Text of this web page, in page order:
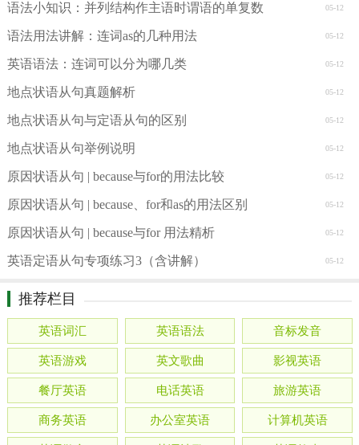
05-12
语法小知识：并列结构作主语时谓语的单复数
05-12
语法用法讲解：连词as的几种用法
05-12
英语语法：连词可以分为哪几类
05-12
地点状语从句真题解析
05-12
地点状语从句与定语从句的区别
05-12
地点状语从句举例说明
05-12
原因状语从句 | because与for的用法比较
05-12
原因状语从句 | because、for和as的用法区别
05-12
原因状语从句 | because与for 用法精析
05-12
英语定语从句专项练习3（含讲解）
推荐栏目
英语词汇 英语语法 音标发音
英语游戏 英文歌曲 影视英语
餐厅英语 电话英语 旅游英语
商务英语 办公室英语 计算机英语